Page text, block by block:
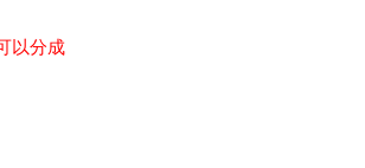
以分成